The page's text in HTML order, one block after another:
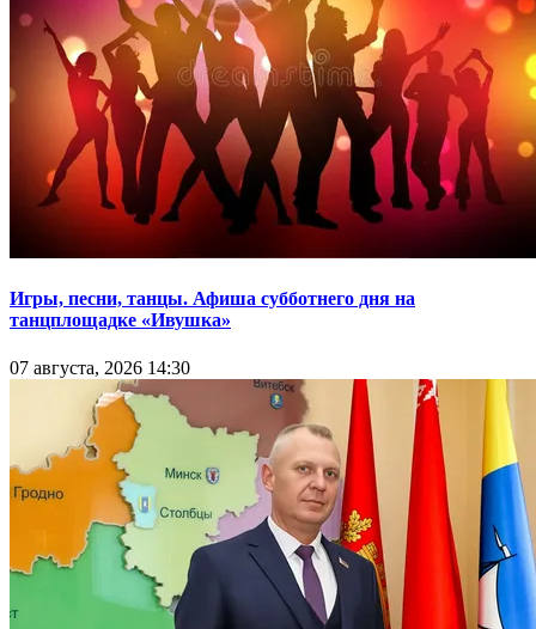
Игры, песни, танцы. Афиша субботнего дня на
танцплощадке «Ивушка»
07 августа, 2026 14:30